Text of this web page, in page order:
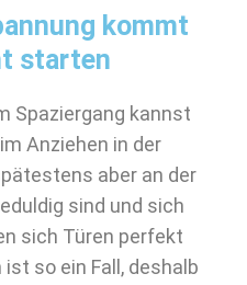
kommt
starten
Spaziergang kannst
Anziehen in der
aber an der
sind und sich
sich Türen perfekt
so ein Fall, deshalb